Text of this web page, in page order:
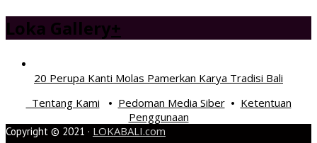
Loka Gallery+
20 Perupa Kanti Molas Pamerkan Karya Tradisi Bali
Tentang Kami • Pedoman Media Siber• Ketentuan
Penggunaan
Copyright © 2021 · LOKABALI.com